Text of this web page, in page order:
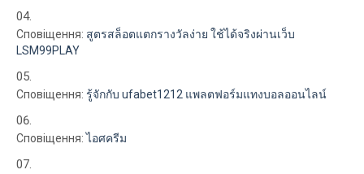
Сповіщення: สูตรสล็อตแตกรางวัลง่าย ใช้ได้จริงผ่านเว็บ
LSM99PLAY
Сповіщення: รู้จักกับ ufabet1212 แพลตฟอร์มแทงบอลออนไลน์
Сповіщення:ไอศครีม